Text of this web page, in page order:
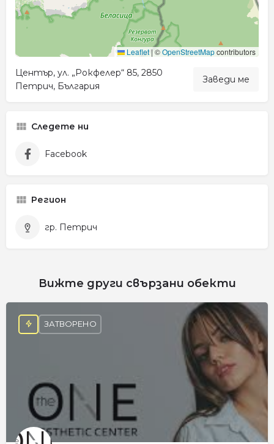
Leaflet | ©OpenStreetMapcontributors
Център, ул. „Рокфелер“ 85, 2850
Петрич, България
Заведи ме
Следете ни
Facebook
Регион
гр. Петрич
Вижте други свързани обекти
ЗАТВОРЕНО